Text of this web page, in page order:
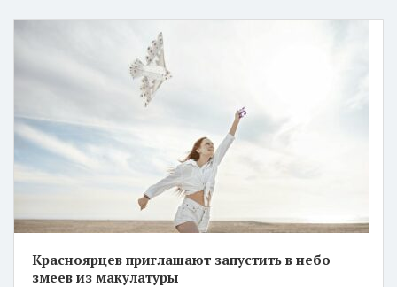
Красноярцев приглашают запустить в небо
змеев из макулатуры